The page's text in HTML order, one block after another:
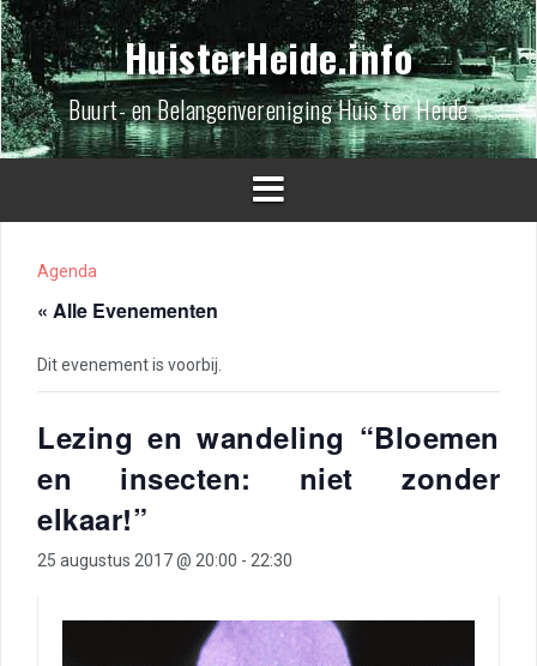
Spring
naar
inhoud
HuisterHeide.info
Buurt- en Belangenvereniging Huis ter Heide
Agenda
« Alle Evenementen
Dit evenement is voorbij.
Lezing en wandeling “Bloemen
en insecten: niet zonder
elkaar!”
25 augustus 2017 @ 20:00 - 22:30